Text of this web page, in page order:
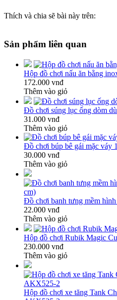
Thích và chia sẽ bài này trên:
Sản phẩm liên quan
Hộp đồ chơi nấu ăn bằng
172.000 vnđ
Thêm vào giỏ
Đồ chơi súng lục ống dòm
31.000 vnđ
Thêm vào giỏ
Đồ chơi búp bê gái mặc váy
30.000 vnđ
Thêm vào giỏ
Đồ chơi banh tưng mềm
22.000 vnđ
Thêm vào giỏ
Hộp đồ chơi Rubik Magic
230.000 vnđ
Thêm vào giỏ
Hộp đồ chơi xe tăng Tank